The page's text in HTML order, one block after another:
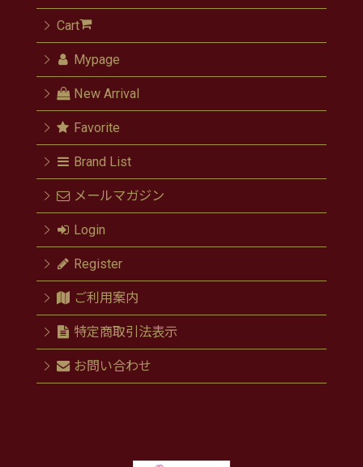
Cart
Mypage
New Arrival
Favorite
Brand List
メールマガジン
Login
Register
ご利用案内
特定商取引法表示
お問い合わせ